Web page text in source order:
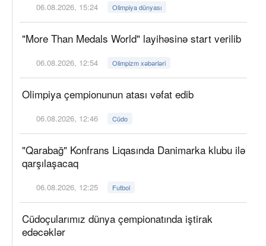
06.08.2026, 15:24 Olimpiya dünyası
"More Than Medals World" layihəsinə start verilib
06.08.2026, 12:54 Olimpizm xəbərləri
Olimpiya çempionunun atası vəfat edib
06.08.2026, 12:46 Cüdo
"Qarabağ" Konfrans Liqasında Danimarka klubu ilə
qarşılaşacaq
06.08.2026, 12:25 Futbol
Cüdoçularımız dünya çempionatında iştirak
edəcəklər